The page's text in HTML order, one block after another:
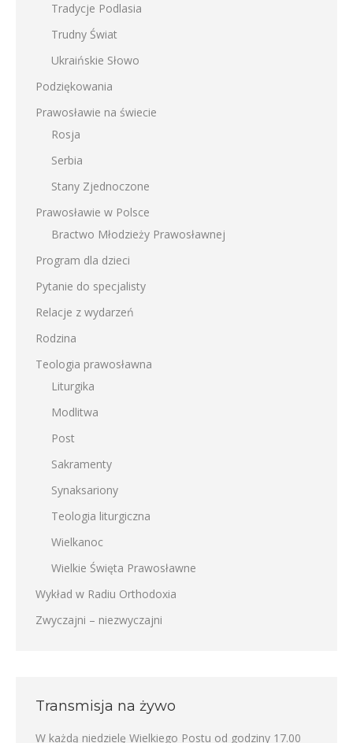
Tradycje Podlasia
Trudny Świat
Ukraińskie Słowo
Podziękowania
Prawosławie na świecie
Rosja
Serbia
Stany Zjednoczone
Prawosławie w Polsce
Bractwo Młodzieży Prawosławnej
Program dla dzieci
Pytanie do specjalisty
Relacje z wydarzeń
Rodzina
Teologia prawosławna
Liturgika
Modlitwa
Post
Sakramenty
Synaksariony
Teologia liturgiczna
Wielkanoc
Wielkie Święta Prawosławne
Wykład w Radiu Orthodoxia
Zwyczajni – niezwyczajni
Transmisja na żywo
W każdą niedzielę Wielkiego Postu od godziny 17.00